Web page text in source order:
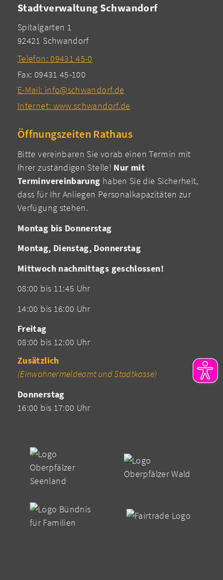
Stadtverwaltung Schwandorf
Spitalgarten 1
92421 Schwandorf
Telefon: 09431 45-0
Fax: 09431 45-100
E-Mail: info@schwandorf.de
Internet: www.schwandorf.de
Öffnungszeiten Rathaus
Bitte vereinbaren Sie vorab einen Termin mit
Ihrer zuständigen Stelle! Nur mit
Terminvereinbarung haben Sie die Sicherheit,
dass für Ihr Anliegen Personalkapazitäten zur
Verfügung stehen.
Montag bis Donnerstag
Montag, Dienstag, Donnerstag
Mittwoch nachmittags geschlossen!
08:00 bis 11:45 Uhr
14:00 bis 16:00 Uhr
Freitag
08:00 bis 12:00 Uhr
Zusätzlich
(Einwohnermeldeamt und Stadtkasse)
Donnerstag
16:00 bis 17:00 Uhr